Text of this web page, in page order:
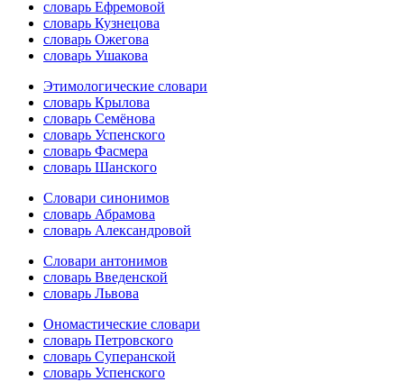
словарь Ефремовой
словарь Кузнецова
словарь Ожегова
словарь Ушакова
Этимологические словари
словарь Крылова
словарь Семёнова
словарь Успенского
словарь Фасмера
словарь Шанского
Словари синонимов
словарь Абрамова
словарь Александровой
Словари антонимов
словарь Введенской
словарь Львова
Ономастические словари
словарь Петровского
словарь Суперанской
словарь Успенского